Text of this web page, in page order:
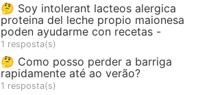
🤔 Soy intolerant lacteos alergica
proteina del leche propio maionesa
poden ayudarme con recetas -
1 resposta(s)
🤔 Como posso perder a barriga
rapidamente até ao verão?
1 resposta(s)